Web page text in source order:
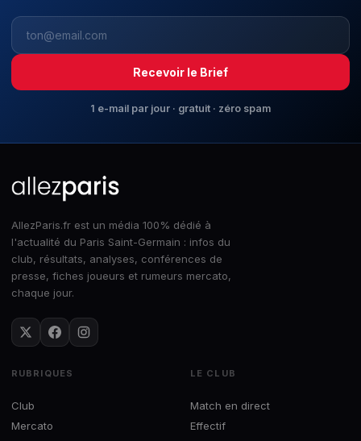
Recevoir le Brief
1 e-mail par jour · gratuit · zéro spam
AllezParis.fr est un média 100% dédié à
l'actualité du Paris Saint-Germain : infos du
club, résultats, analyses, conférences de
presse, fiches joueurs et rumeurs mercato,
chaque jour.
RUBRIQUES
Club
Mercato
LE CLUB
Match en direct
Effectif